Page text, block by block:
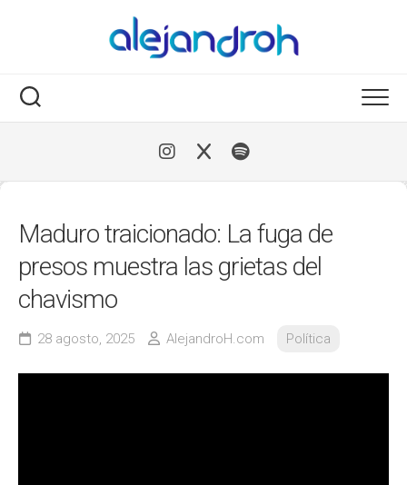
Maduro traicionado: La fuga de
presos muestra las grietas del
chavismo
28 agosto, 2025 AlejandroH.com Política